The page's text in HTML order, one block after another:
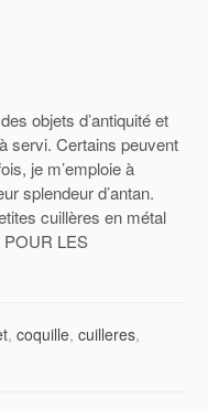
objets d’antiquité et
servi. Certains peuvent
je m’emploie à
splendeur d’antan.
cuillères en métal
POUR LES
,coquille,cuilleres,